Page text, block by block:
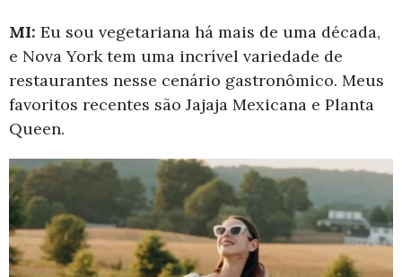
MI: Eu sou vegetariana há mais de uma década,
e Nova York tem uma incrível variedade de
restaurantes nesse cenário gastronômico. Meus
favoritos recentes são Jajaja Mexicana e Planta
Queen.